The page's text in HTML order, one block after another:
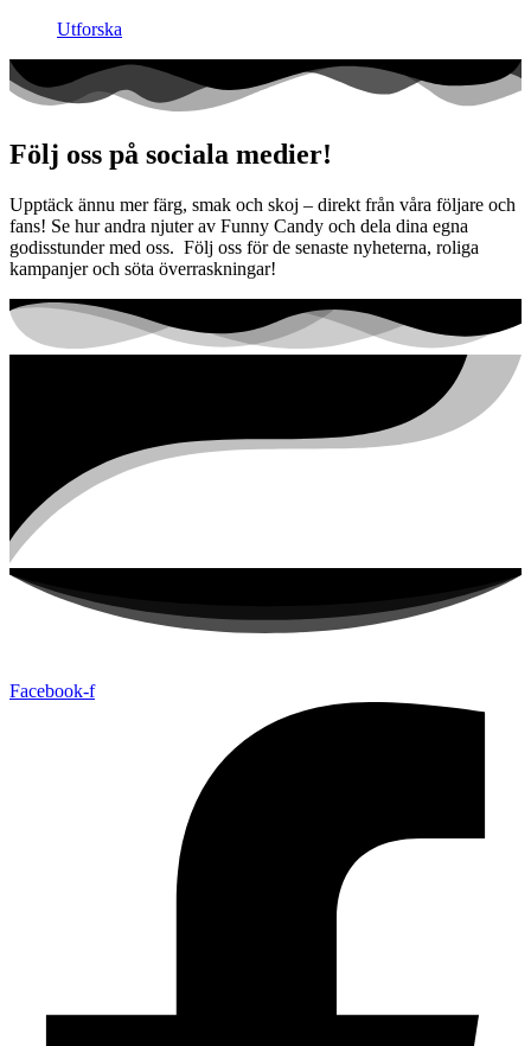
Utforska
Följ oss på sociala medier!
Upptäck ännu mer färg, smak och skoj – direkt från våra följare och
fans! Se hur andra njuter av Funny Candy och dela dina egna
godisstunder med oss. Följ oss för de senaste nyheterna, roliga
kampanjer och söta överraskningar!
Facebook-f